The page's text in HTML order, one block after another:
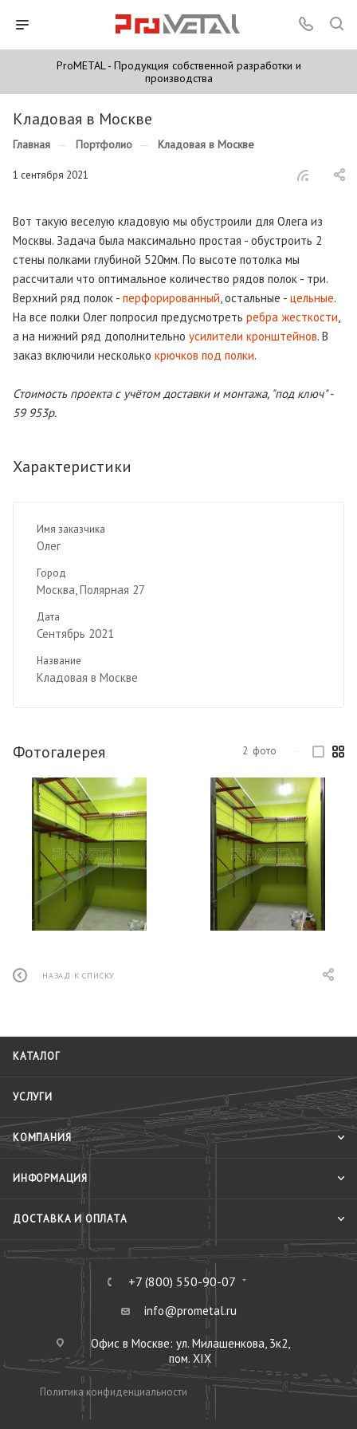
ProMETAL - Продукция собственной разработки и
производства
Кладовая в Москве
Главная — Портфолио — Кладовая в Москве
1 сентября 2021
Вот такую веселую кладовую мы обустроили для Олега из
Москвы. Задача была максимально простая - обустроить 2
стены полками глубиной 520мм. По высоте потолка мы
рассчитали что оптимальное количество рядов полок - три.
Верхний ряд полок - перфорированный, остальные - цельные.
На все полки Олег попросил предусмотреть ребра жесткости,
а на нижний ряд дополнительно усилители кронштейнов. В
заказ включили несколько крючков под полки.
Стоимость проекта с учётом доставки и монтажа, "под ключ" -
59 953р.
Характеристики
Имя заказчика
Олег
Город
Москва, Полярная 27
Дата
Сентябрь 2021
Название
Кладовая в Москве
Фотогалерея 2 фото
НАЗАД К СПИСКУ
КАТАЛОГ
УСЛУГИ
КОМПАНИЯ
ИНФОРМАЦИЯ
ДОСТАВКА И ОПЛАТА
+7 (800) 550-90-07
info@prometal.ru
Офис в Москве: ул. Милашенкова, 3к2,
пом. XIX
Политика конфиденциальности